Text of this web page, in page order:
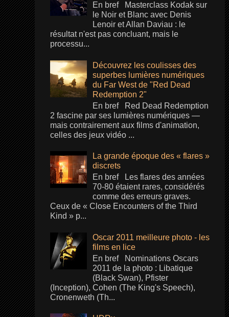
En bref Masterclass Kodak sur
le Noir et Blanc avec Denis
Lenoir et Allan Daviau : le
résultat n'est pas concluant, mais le
processu...
Découvrez les coulisses des
superbes lumières numériques
du Far West de "Red Dead
Redemption 2"
En bref Red Dead Redemption
2 fascine par ses lumières numériques —
mais contrairement aux films d'animation,
celles des jeux vidéo ...
La grande époque des « flares »
discrets
En bref Les flares des années
70-80 étaient rares, considérés
comme des erreurs graves.
Ceux de « Close Encounters of the Third
Kind » p...
Oscar 2011 meilleure photo - les
films en lice
En bref Nominations Oscars
2011 de la photo : Libatique
(Black Swan), Pfister
(Inception), Cohen (The King's Speech),
Cronenweth (Th...